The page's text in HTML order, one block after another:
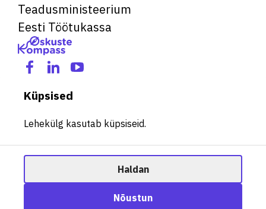
Teadusministeerium
Eesti Töötukassa
Küpsised
Lehekülg kasutab küpsiseid.
Haldan
Nõustun